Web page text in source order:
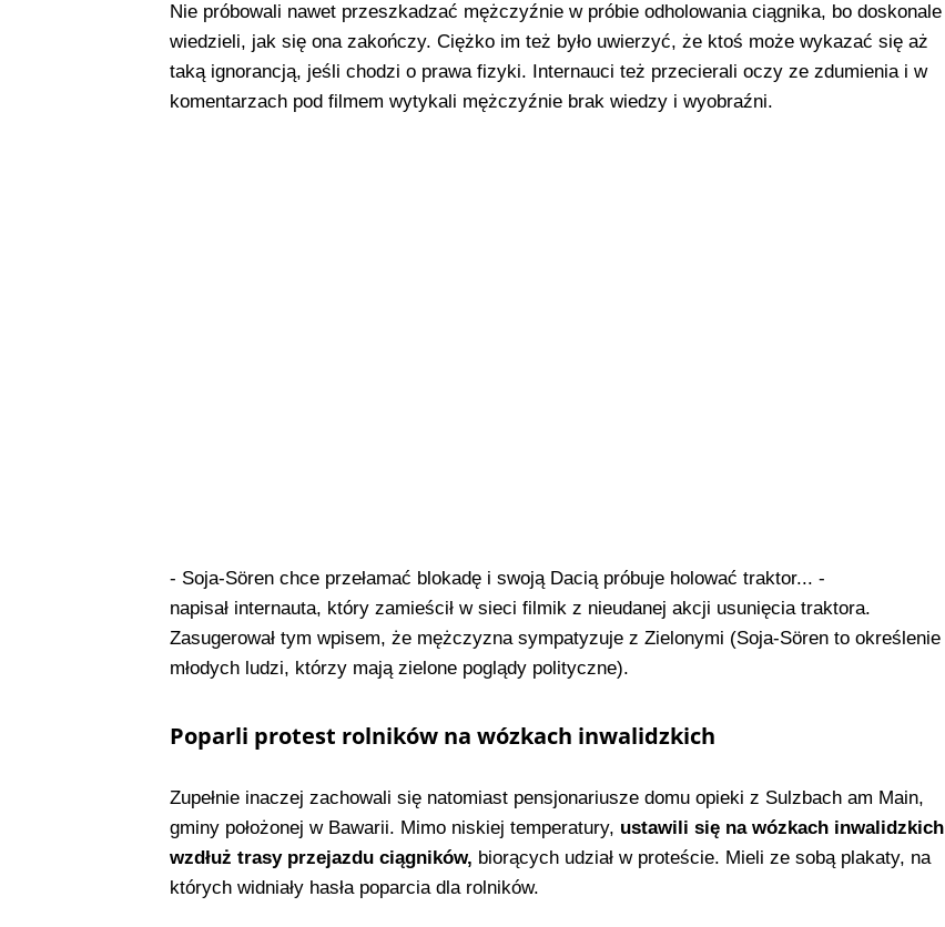
Nie próbowali nawet przeszkadzać mężczyźnie w próbie odholowania ciągnika, bo doskonale
wiedzieli, jak się ona zakończy. Ciężko im też było uwierzyć, że ktoś może wykazać się aż
taką ignorancją, jeśli chodzi o prawa fizyki. Internauci też przecierali oczy ze zdumienia i w
komentarzach pod filmem wytykali mężczyźnie brak wiedzy i wyobraźni.
- Soja-Sören chce przełamać blokadę i swoją Dacią próbuje holować traktor... -
napisał internauta, który zamieścił w sieci filmik z nieudanej akcji usunięcia traktora.
Zasugerował tym wpisem, że mężczyzna sympatyzuje z Zielonymi (Soja-Sören to określenie
młodych ludzi, którzy mają zielone poglądy polityczne).
Poparli protest rolników na wózkach inwalidzkich
Zupełnie inaczej zachowali się natomiast pensjonariusze domu opieki z Sulzbach am Main,
gminy położonej w Bawarii. Mimo niskiej temperatury, ustawili się na wózkach inwalidzkich
wzdłuż trasy przejazdu ciągników, biorących udział w proteście. Mieli ze sobą plakaty, na
których widniały hasła poparcia dla rolników.